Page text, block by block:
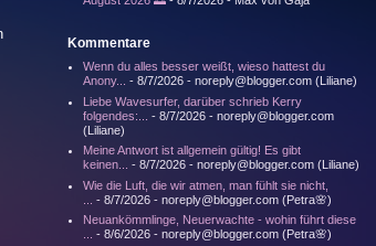
Kommentare
Wenn du alles besser weißt, wieso hattest du
Anony...
- 8/7/2026- noreply@blogger.com (Liliane)
Liebe Wavesurfer, darüber schrieb Kerry
folgendes:...
- 8/7/2026- noreply@blogger.com
(Liliane)
Meine Antwort ist allgemein gültig! Es gibt
keinen...
- 8/7/2026- noreply@blogger.com (Liliane)
Wie die Luft, die wir atmen, man fühlt sie nicht,
- 8/7/2026- noreply@blogger.com (Petra🌸)
Neuankömmlinge, Neuerwachte - wohin führt diese
- 8/6/2026- noreply@blogger.com (Petra🌸)